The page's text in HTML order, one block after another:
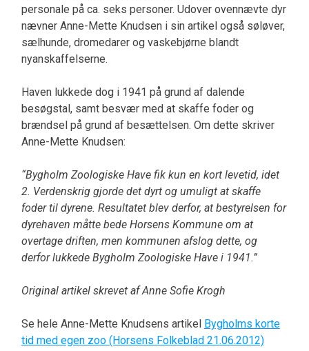
personale på ca. seks personer. Udover ovennævte dyr
nævner Anne-Mette Knudsen i sin artikel også søløver,
sælhunde, dromedarer og vaskebjørne blandt
nyanskaffelserne.
Haven lukkede dog i 1941 på grund af dalende
besøgstal, samt besvær med at skaffe foder og
brændsel på grund af besættelsen. Om dette skriver
Anne-Mette Knudsen:
“Bygholm Zoologiske Have fik kun en kort levetid, idet
2. Verdenskrig gjorde det dyrt og umuligt at skaffe
foder til dyrene. Resultatet blev derfor, at bestyrelsen for
dyrehaven måtte bede Horsens Kommune om at
overtage driften, men kommunen afslog dette, og
derfor lukkede Bygholm Zoologiske Have i 1941.”
Original artikel skrevet af Anne Sofie Krogh
Se hele Anne-Mette Knudsens artikel Bygholms korte
tid med egen zoo (Horsens Folkeblad 21.06.2012)